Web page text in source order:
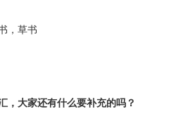
，草书
，大家还有什么要补充的吗？